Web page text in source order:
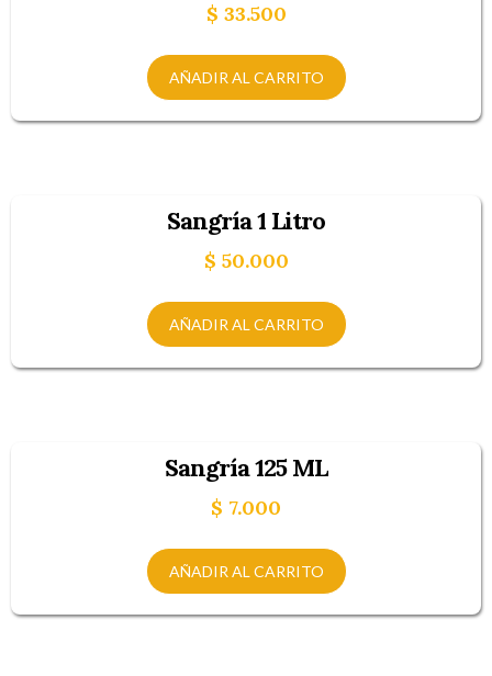
$ 33.500
AÑADIR AL CARRITO
Sangría 1 Litro
$ 50.000
AÑADIR AL CARRITO
Sangría 125 ML
$ 7.000
AÑADIR AL CARRITO